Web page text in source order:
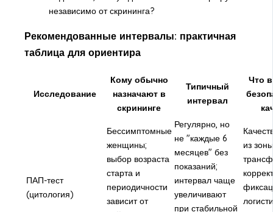
независимо от скрининга?
Рекомендованные интервалы: практичная
таблица для ориентира
Исследование
Кому обычно
назначают в
скрининге
Типичный
интервал
Что
ПАП-тест
(цитология)
Бессимптомные
женщины;
выбор возраста
старта и
периодичности
зависит от
Регулярно, но
не "каждые 6
месяцев" без
показаний;
интервал чаще
увеличивают
при стабильной
из зоны